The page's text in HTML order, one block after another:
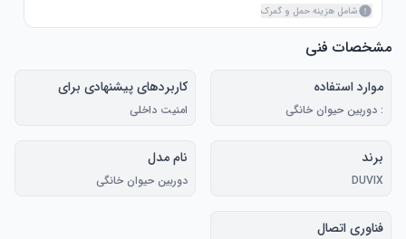
شامل هزینه حمل و گمرک
مشخصات فنی
موارد استفاده
: دوربین حیوان خانگی
کاربردهای پیشنهادی برای
محصول
امنیت داخلی
برند
DUVIX
نام مدل
دوربین حیوان خانگی
فناوری اتصال